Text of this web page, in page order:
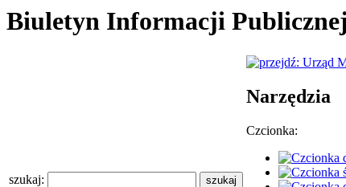
Biuletyn Informacji
szukaj:
Narzędzia
Czcionka: